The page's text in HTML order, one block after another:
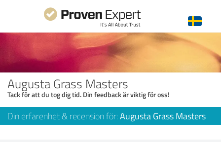
Augusta Grass Masters
Tack för att du tog dig tid. Din feedback är viktig för oss!
Din erfarenhet & recension för: Augusta Grass Masters